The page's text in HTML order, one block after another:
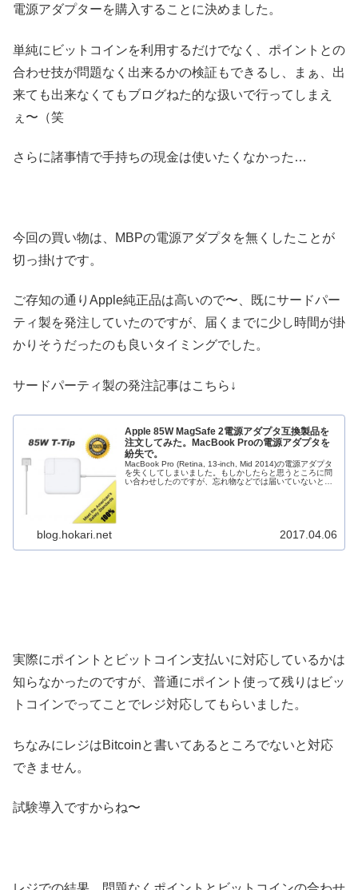
電源アダプターを購入することに決めました。
単純にビットコインを利用するだけでなく、ポイントとの
合わせ技が問題なく出来るかの検証もできるし、まぁ、出
来ても出来なくてもブログねた的な扱いで行ってしまえ
ぇ〜（笑
さらに諸事情で手持ちの現金は使いたくなかった…
今回の買い物は、MBPの電源アダプタを無くしたことが
切っ掛けです。
ご存知の通りApple純正品は高いので〜、既にサードパー
ティ製を発注していたのですが、届くまでに少し時間が掛
かりそうだったのも良いタイミングでした。
サードパーティ製の発注記事はこちら↓
Apple 85W MagSafe 2電源アダプタ互換製品を
注文してみた。MacBook Proの電源アダプタを
紛失で。
MacBook Pro (Retina, 13-inch, Mid 2014)の電源アダプタ
を失くしてしまいました。もしかしたらと思うところに問
い合わせしたのですが、忘れ物などでは届いていないとの
blog.hokari.net 2017.04.06
実際にポイントとビットコイン支払いに対応しているかは
知らなかったのですが、普通にポイント使って残りはビッ
トコインでってことでレジ対応してもらいました。
ちなみにレジはBitcoinと書いてあるところでないと対応
できません。
試験導入ですからね〜